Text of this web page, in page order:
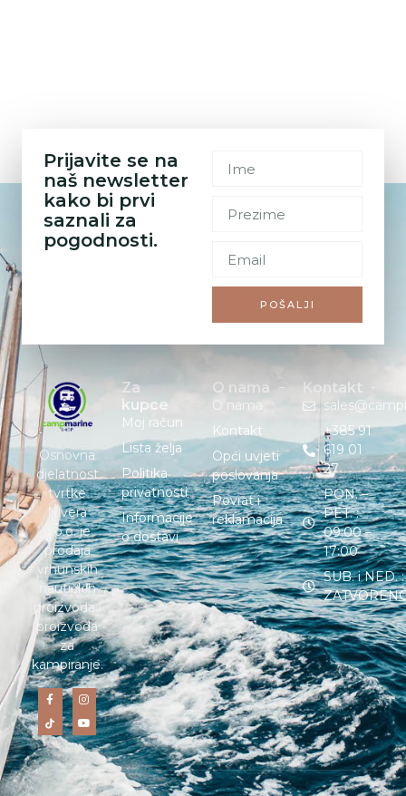
Prijavite se na
naš newsletter
kako bi prvi
saznali za
pogodnosti.
POŠALJI
Osnovna
djelatnost
tvrtke
Nivera
d.o.o. je
prodaja
vrhunskih
nautičkih
proizvoda i
proizvoda
za
kampiranje.
Za
kupce
Moj račun
Lista želja
Politika
privatnosti
Informacije
o dostavi
O nama
O nama
Kontakt
Opći uvjeti
poslovanja
Povrat i
reklamacija
Kontakt
+385 91
619 01
27
PON. –
PET. :
09:00 –
17:00
SUB. i NED. :